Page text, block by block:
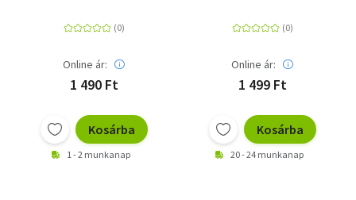
Online ár:
1 490 Ft
Kosárba
1 - 2 munkanap
Online ár:
1 499 Ft
Kosárba
20 - 24 munkanap